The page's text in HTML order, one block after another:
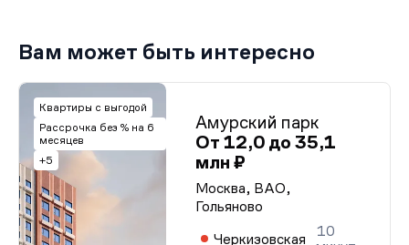
Вам может быть интересно
Квартиры с выгодой
Рассрочка без % на 6
месяцев
+5
Амурский парк
От 12,0 до 35,1
млн ₽
Москва, ВАО,
Гольяново
Черкизовская
10